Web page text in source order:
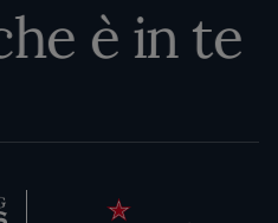
è in te